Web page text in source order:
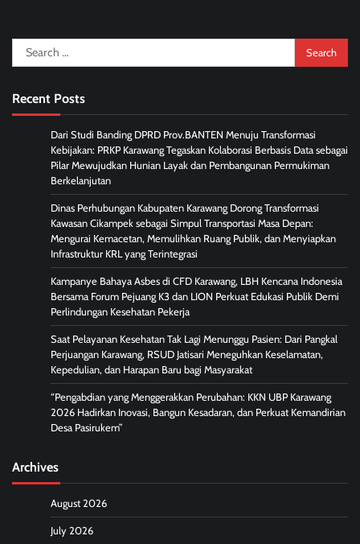
Search
for:
Recent Posts
Dari Studi Banding DPRD Prov.BANTEN Menuju Transformasi
Kebijakan: PRKP Karawang Tegaskan Kolaborasi Berbasis Data sebagai
Pilar Mewujudkan Hunian Layak dan Pembangunan Permukiman
Berkelanjutan
Dinas Perhubungan Kabupaten Karawang Dorong Transformasi
Kawasan Cikampek sebagai Simpul Transportasi Masa Depan:
Mengurai Kemacetan, Memulihkan Ruang Publik, dan Menyiapkan
Infrastruktur KRL yang Terintegrasi
Kampanye Bahaya Asbes di CFD Karawang, LBH Kencana Indonesia
Bersama Forum Pejuang K3 dan LION Perkuat Edukasi Publik Demi
Perlindungan Kesehatan Pekerja
Saat Pelayanan Kesehatan Tak Lagi Menunggu Pasien: Dari Pangkal
Perjuangan Karawang, RSUD Jatisari Meneguhkan Keselamatan,
Kepedulian, dan Harapan Baru bagi Masyarakat
“Pengabdian yang Menggerakkan Perubahan: KKN UBP Karawang
2026 Hadirkan Inovasi, Bangun Kesadaran, dan Perkuat Kemandirian
Desa Pasirukem”
Archives
August 2026
July 2026